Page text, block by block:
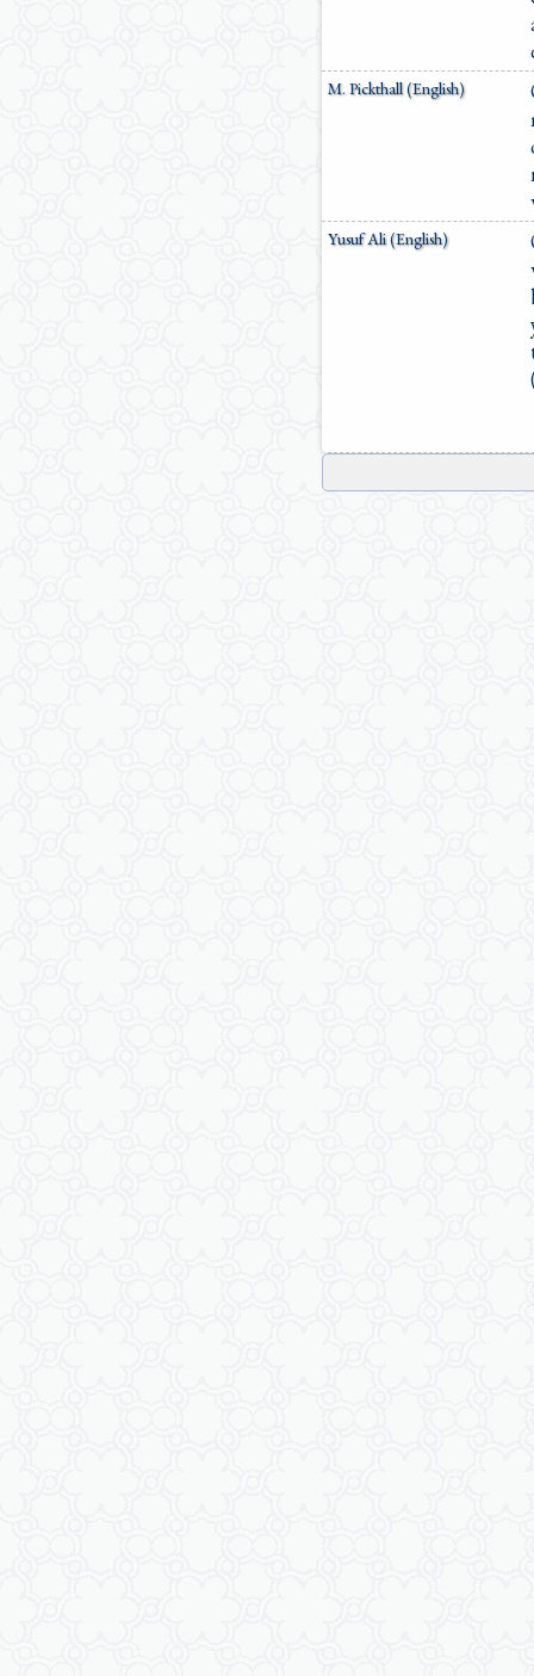
M. Pickthall (English)
Yusuf Ali (English)